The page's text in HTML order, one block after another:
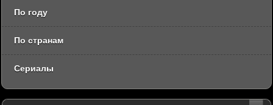
По году
По странам
Сериалы